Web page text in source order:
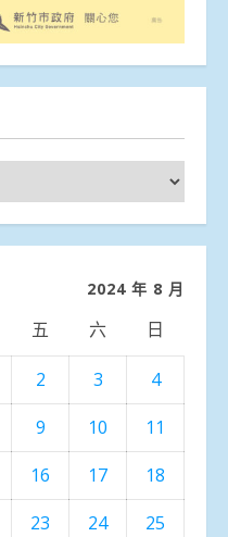
2024 年 8 月
五 六 日
2 3
4
9 10
11
16 17
18
23 24
25